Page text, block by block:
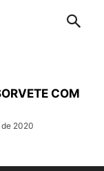
COM
2020